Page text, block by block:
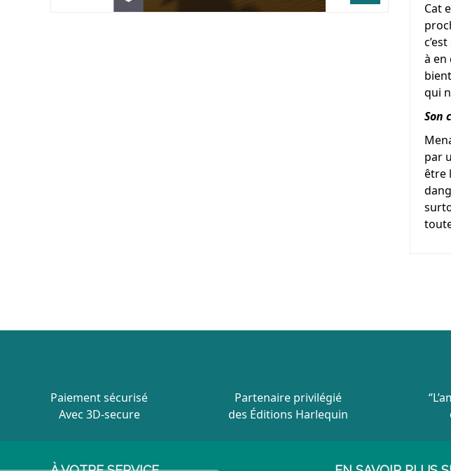
Cat
à en
qui
Son
par
être
Paiement sécurisé
Avec 3D-secure
Partenaire privilégié
des Éditions Harlequin